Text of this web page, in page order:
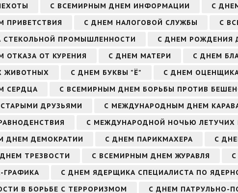
С ВСЕМИРНЫМ ДНЕМ ИНФОРМАЦИИ С
ПРИВЕТСТВИЯ
С ДНЕМ НАЛОГОВОЙ СЛУЖБЫ С
СТЕКОЛЬНОЙ ПРОМЫШЛЕННОСТИ
С ДНЕМ РОЖДЕНИЯ
ОТКАЗА ОТ КУРЕНИЯ
С ДНЕМ МАТЕРИ
С ДНЕМ
ЖИВОТНЫХ
С ДНЕМ БУКВЫ "Ё" С ДНЕМ
СЕРДЦА
С ВСЕМИРНЫМ ДНЕМ БОРЬБЫ ПРОТИВ
ДРУЗЬЯМИ
С МЕЖДУНАРОДНЫМ ДНЕМ
С МЕЖДУНАРОДНОЙ НОЧЬЮ
ДНЕМ ДЕМОКРАТИИ
С ДНЕМ ПАРИКМАХЕРА
С
ТРЕЗВОСТИ
С ВСЕМИРНЫМ ДНЕМ ЖУРАВЛЯ
ГРАФИКА
С ДНЕМ ЯДЕРЩИКА СПЕЦИАЛИСТА ПО
В БОРЬБЕ С ТЕРРОРИЗМОМ
С ДНЕМ ПАТРУЛЬНО-